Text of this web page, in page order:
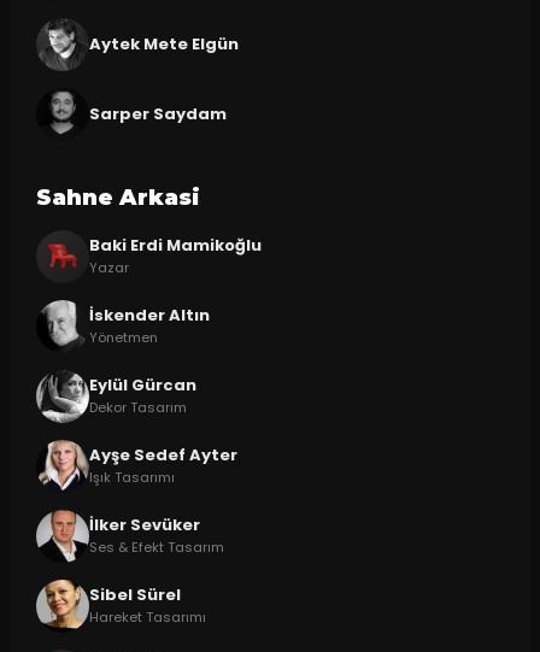
Aytek Mete Elgün
Sarper Saydam
Sahne Arkasi
Baki Erdi Mamikoğlu
Yazar
İskender Altın
Yönetmen
Eylül Gürcan
Dekor Tasarım
Ayşe Sedef Ayter
Işık Tasarımı
İlker Sevüker
Ses & Efekt Tasarım
Sibel Sürel
Hareket Tasarımı